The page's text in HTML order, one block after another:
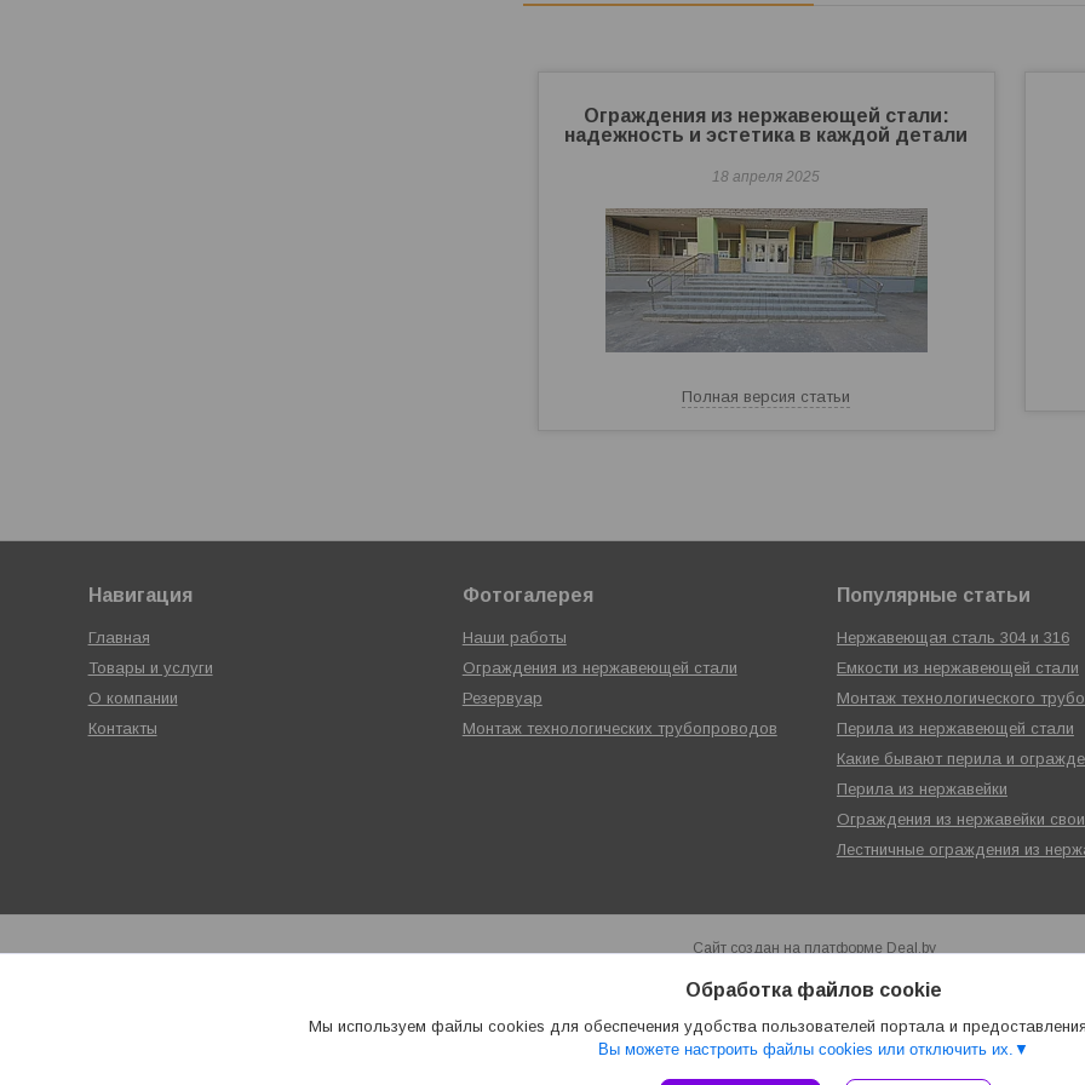
Ограждения из нержавеющей стали:
надежность и эстетика в каждой детали
18 апреля 2025
Полная версия статьи
Навигация
Главная
Товары и услуги
О компании
Контакты
Фотогалерея
Наши работы
Ограждения из нержавеющей стали
Резервуар
Монтаж технологических трубопроводов
Популярные статьи
Нержавеющая сталь 304 и 316
Емкости из нержавеющей стали
Монтаж технологического
Перила из нержавеющей стали
Какие бывают перила и
Перила из нержавейки
Ограждения из нержавейки
Лестничные ограждения из
Сайт создан на платформе Deal.by
Обработка файлов cookie
Мы используем файлы cookies для обеспечения удобства пользователей портала и
Вы можете настроить файлы cookies или отключить их.
ЧУП КолоритМонтаж |Пожаловаться на контент